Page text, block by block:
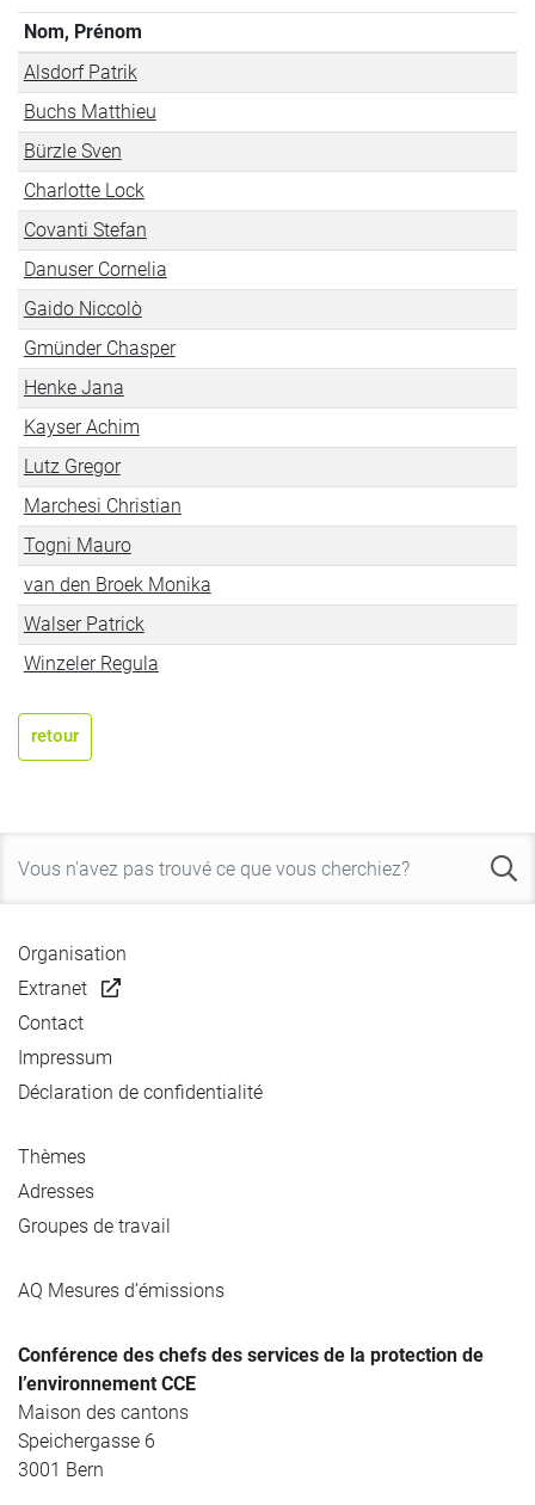
Nom, Prénom
Alsdorf Patrik
Buchs Matthieu
Bürzle Sven
Charlotte Lock
Covanti Stefan
Danuser Cornelia
Gaido Niccolò
Gmünder Chasper
Henke Jana
Kayser Achim
Lutz Gregor
Marchesi Christian
Togni Mauro
van den Broek Monika
Walser Patrick
Winzeler Regula
retour
Organisation
Extranet
Contact
Impressum
Déclaration de confidentialité
Thèmes
Adresses
Groupes de travail
AQ Mesures d’émissions
Conférence des chefs des services de la protection de
l’environnement CCE
Maison des cantons
Speichergasse 6
3001 Bern